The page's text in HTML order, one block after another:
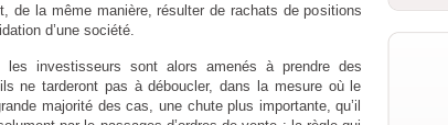
de la même manière, résulter de rachats de positions
d’une société.
investisseurs sont alors amenés à prendre des
ne tarderont pas à déboucler, dans la mesure où le
majorité des cas, une chute plus importante, qu’il